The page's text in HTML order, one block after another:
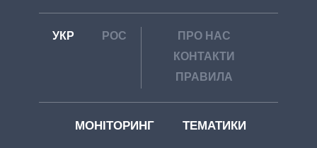
УКР РОС
ПРО НАС
КОНТАКТИ
ПРАВИЛА
МОНІТОРИНГ ТЕМАТИКИ